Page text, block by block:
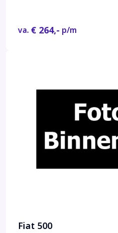
va. € 264,- p/m
Fiat 500